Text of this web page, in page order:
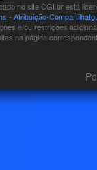
no site CGI.br está
- Atribuição-
e/ou restrições
na página